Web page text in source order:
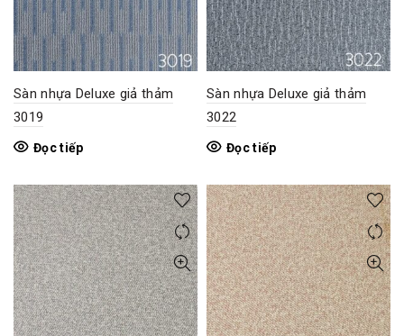
Sàn nhựa Deluxe giả thảm
3019
Đọc tiếp
Sàn nhựa Deluxe giả thảm
3022
Đọc tiếp